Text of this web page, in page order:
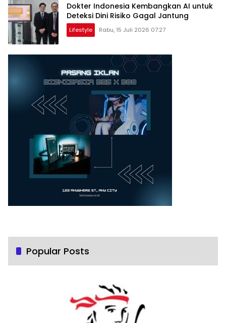
Dokter Indonesia Kembangkan AI untuk
Deteksi Dini Risiko Gagal Jantung
Lifestyle Rabu, 15 Juli 2026 07:27
Popular Posts